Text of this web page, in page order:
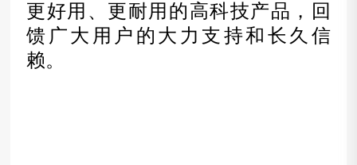
更好用、更耐用的高科技产品，回
馈广大用户的大力支持和长久信
赖。